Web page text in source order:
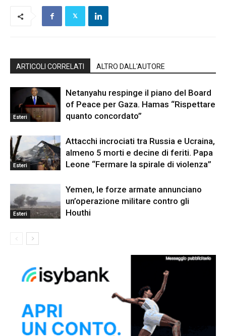
ARTICOLI CORRELATI ALTRO DALL'AUTORE
Esteri
Netanyahu respinge il piano del Board
of Peace per Gaza. Hamas “Rispettare
quanto concordato”
Esteri
Attacchi incrociati tra Russia e Ucraina,
almeno 5 morti e decine di feriti. Papa
Leone “Fermare la spirale di violenza”
Esteri
Yemen, le forze armate annunciano
un’operazione militare contro gli
Houthi